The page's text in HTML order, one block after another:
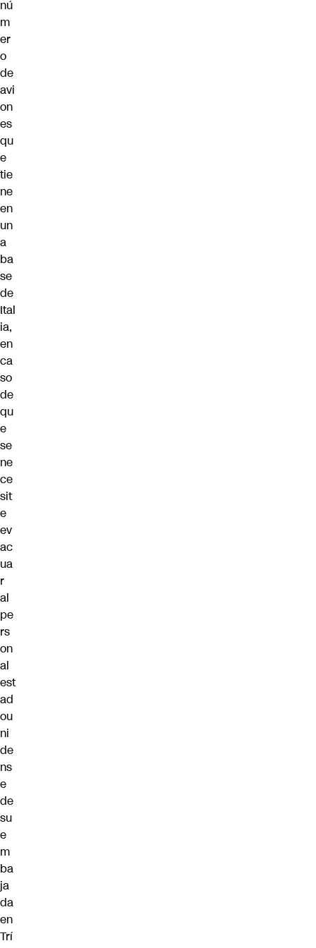
nú
m
er
o
de
avi
on
es
qu
e
tie
ne
en
un
a
ba
se
de
Ital
ia,
en
ca
so
de
qu
e
se
ne
ce
sit
e
ev
ac
ua
r
al
pe
rs
on
al
est
ad
ou
ni
de
ns
e
de
su
e
m
ba
ja
da
en
Trí